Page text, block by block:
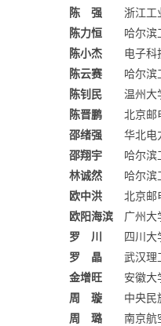
陈 强 浙江工业
陈力恒 哈尔滨工
陈小杰 电子科技
陈云赛 哈尔滨工
陈钊民 温州大学
陈晋鹏 北京邮电
邵绪强 华北电力
邵翔宇 哈尔滨工
林诚然 哈尔滨工
欧中洪 北京邮电
欧阳海滨 广州大
罗 川
四川大
罗 晶 武汉理工
金增旺 安徽大
周 璇 中央民族
周 璐 南京航空